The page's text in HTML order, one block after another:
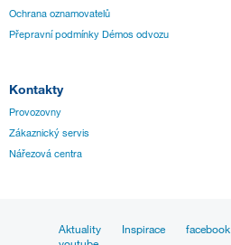
Ochrana oznamovatelů
Přepravní podmínky Démos odvozu
Kontakty
Provozovny
Zákaznický servis
Nářezová centra
Aktuality Inspirace facebook